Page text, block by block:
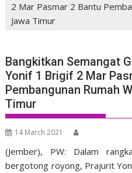
2 Mar Pasmar 2 Bantu
Jawa Timur
Bangkitkan Semangat
Yonif 1 Brigif 2 Mar
Pembangunan Rumah
Timur
14 March 2021
(Jember), PW: Dalam
bergotong royong, Prajurit